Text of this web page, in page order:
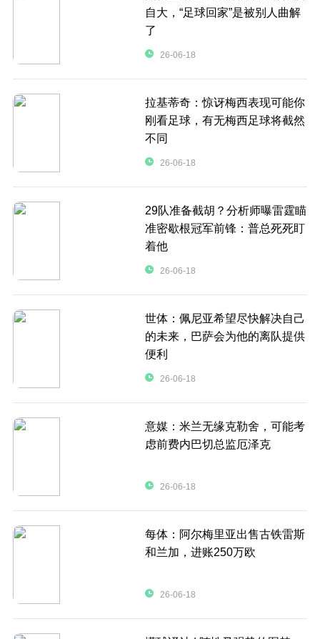
自大，“足球回家”是被别人曲解
了
26-06-18
拉基蒂奇：惊讶梅西表现可能你
刚看足球，有无梅西足球将截然
不同
26-06-18
29队准备截胡？分析师曝雷霆瞄
准密歇根冠军前锋：普总死死盯
着他
26-06-18
世体：佩尼亚希望尽快解决自己
的未来，巴萨会为他的离队提供
便利
26-06-18
意媒：米兰无缘克勒舍，可能考
虑前费内巴切总监厄泽克
26-06-18
每体：阿尔梅里亚出售古铁雷斯
和兰加，进账250万欧
26-06-18